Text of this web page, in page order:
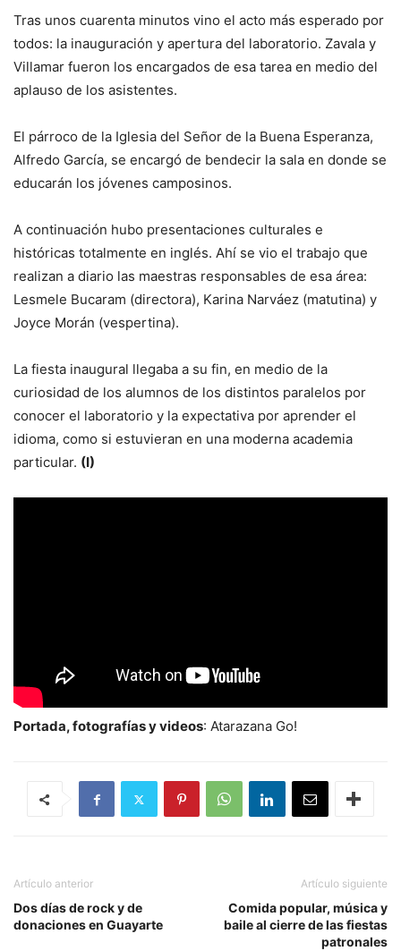
Tras unos cuarenta minutos vino el acto más esperado por
todos: la inauguración y apertura del laboratorio. Zavala y
Villamar fueron los encargados de esa tarea en medio del
aplauso de los asistentes.
El párroco de la Iglesia del Señor de la Buena Esperanza,
Alfredo García, se encargó de bendecir la sala en donde se
educarán los jóvenes camposinos.
A continuación hubo presentaciones culturales e
históricas totalmente en inglés. Ahí se vio el trabajo que
realizan a diario las maestras responsables de esa área:
Lesmele Bucaram (directora), Karina Narváez (matutina) y
Joyce Morán (vespertina).
La fiesta inaugural llegaba a su fin, en medio de la
curiosidad de los alumnos de los distintos paralelos por
conocer el laboratorio y la expectativa por aprender el
idioma, como si estuvieran en una moderna academia
particular. (I)
Portada, fotografías y videos: Atarazana Go!
Artículo anterior
Dos días de rock y de
donaciones en Guayarte
Artículo siguiente
Comida popular, música y
baile al cierre de las fiestas
patronales